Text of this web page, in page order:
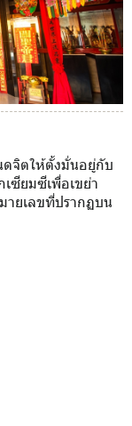
ดจิตให้ตั้งมั่นอยู่กับ
ซียมซีเพื่อเขย่า
ยเลขที่ปรากฏบน